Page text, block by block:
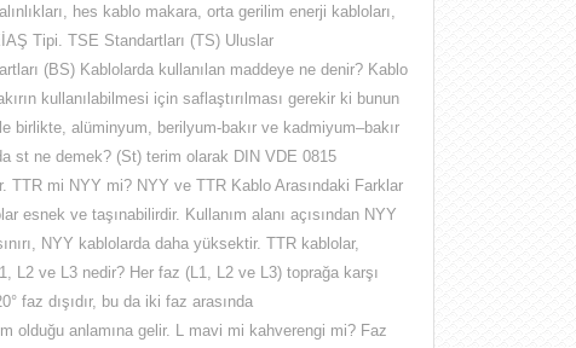
hes kablo makara, orta gerilim enerji kabloları,
Tipi. TSE Standartları (TS) Uluslar
(BS) Kablolarda kullanılan maddeye ne denir? Kablo
kullanılabilmesi için saflaştırılması gerekir ki bunun
birlikte, alüminyum, berilyum-bakır ve kadmiyum–bakır
st ne demek? (St) terim olarak DIN VDE 0815
TTR mi NYY mi? NYY ve TTR Kablo Arasındaki Farklar
esnek ve taşınabilirdir. Kullanım alanı açısından NYY
NYY kablolarda daha yüksektir. TTR kablolar,
L2 ve L3 nedir? Her faz (L1, L2 ve L3) toprağa karşı
faz dışıdır, bu da iki faz arasında
olduğu anlamına gelir. L mavi mi kahverengi mi? Faz